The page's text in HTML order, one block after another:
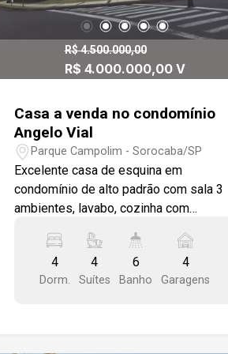
R$ 4.500.000,00
R$ 4.000.000,00 V
Casa a venda no condomínio
Angelo Vial
Parque Campolim - Sorocaba/SP
Excelente casa de esquina em
condomínio de alto padrão com sala 3
ambientes, lavabo, cozinha com
festas, escritório, área gourmet com
piscina . Espaço gourmet integrado com
a piscina e quintal. 4 suítes moduladas,
4
Dorm.
4
Suítes
6
Banho
4
Garagens